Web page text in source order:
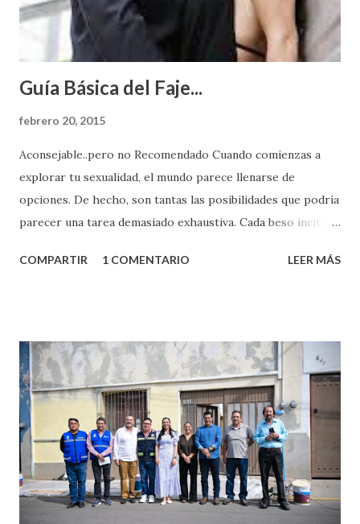
Guía Básica del Faje...
febrero 20, 2015
Aconsejable..pero no Recomendado Cuando comienzas a
explorar tu sexualidad, el mundo parece llenarse de
opciones. De hecho, son tantas las posibilidades que podría
parecer una tarea demasiado exhaustiva. Cada beso incita
partes de ti que jamás hubieras imaginado. El problema es
conoces ni la mitad de lo que deberías saber. Pero incluso
quienes ya han tenido relaciones sexuales no son expertos
o expertas en el tema. Siempre hay algo nuevo que
aprender y nuevas experiencias que conocer. Si eres una
chica y aún no has tenido relaciones sexuales, tal vez
pienses que el sexo será increíble y no puedas esperar para
experimentarlo, pero como cualquier persona con
experiencia te dirá, siempre es mejor cuando ambas partes
COMPARTIR 1 COMENTARIO LEER MÁS